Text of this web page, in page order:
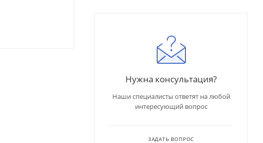
Нужна консультация?
Наши специалисты ответят на любой
интересующий вопрос
ЗАДАТЬ ВОПРОС